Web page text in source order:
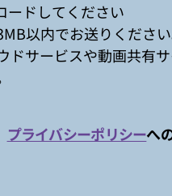
ードしてください
以内でお送りくださ
ドサービスや動画共有
プライバシーポリシーへ